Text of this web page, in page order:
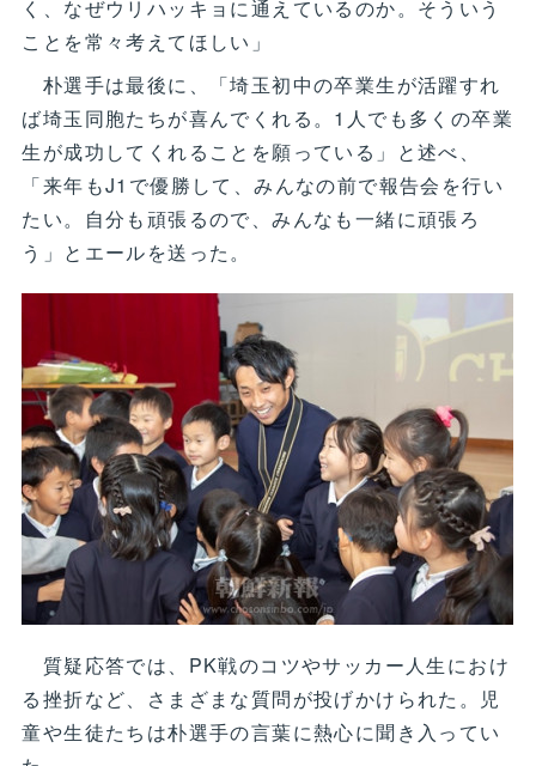
く、なぜウリハッキョに通えているのか。そういう
ことを常々考えてほしい」
朴選手は最後に、「埼玉初中の卒業生が活躍すれ
ば埼玉同胞たちが喜んでくれる。1人でも多くの卒業
生が成功してくれることを願っている」と述べ、
「来年もJ1で優勝して、みんなの前で報告会を行い
たい。自分も頑張るので、みんなも一緒に頑張ろ
う」とエールを送った。
質疑応答では、PK戦のコツやサッカー人生におけ
る挫折など、さまざまな質問が投げかけられた。児
童や生徒たちは朴選手の言葉に熱心に聞き入ってい